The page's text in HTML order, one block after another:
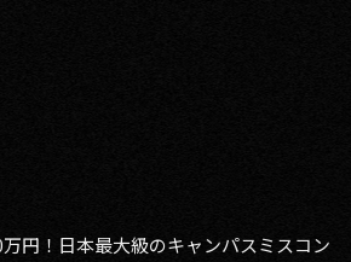
円！日本最大級のキャンパスミスコン